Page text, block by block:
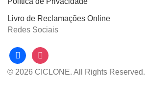
Livro de Reclamações Online
Redes Sociais
facebookinstagram
© 2026 CICLONE. All Rights Reserved.